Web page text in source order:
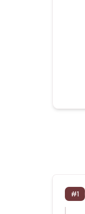
#1